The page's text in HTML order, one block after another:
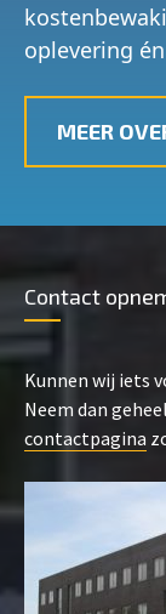
oplevering
MEER
Contact
Kunnen wij iets
Neem dan
contactpagina